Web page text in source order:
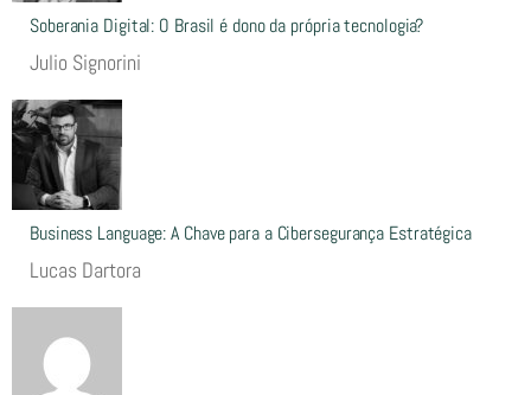
Soberania Digital: O Brasil é dono da própria tecnologia?
Julio Signorini
Business Language: A Chave para a Cibersegurança Estratégica
Lucas Dartora